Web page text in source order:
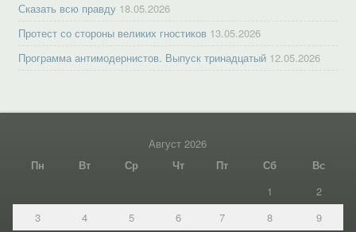
Сказать всю правду 18.05.2026
Протест со стороны великих гностиков 13.05.2026
Программа антимодернистов. Выпуск тринадцатый 12.05.2026
Август 2026
Пн
Вт Ср Чт Пт Сб
Вс
1
2
3
4 5 6 7 8 9